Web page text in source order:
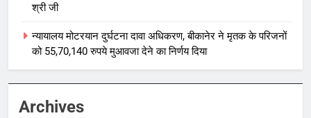
श्री जी
न्यायालय मोटरयान दुर्घटना दावा अधिकरण, बीकानेर ने मृतक के परिजनों
को 55,70,140 रुपये मुआवजा देने का निर्णय दिया
Archives